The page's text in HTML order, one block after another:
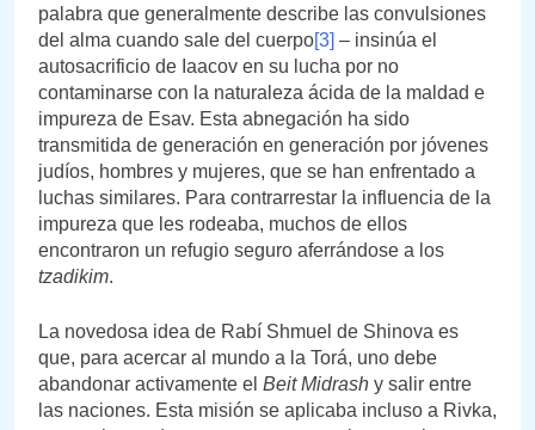
palabra que generalmente describe las convulsiones
del alma cuando sale del cuerpo[3] – insinúa el
autosacrificio de Iaacov en su lucha por no
contaminarse con la naturaleza ácida de la maldad e
impureza de Esav. Esta abnegación ha sido
transmitida de generación en generación por jóvenes
judíos, hombres y mujeres, que se han enfrentado a
luchas similares. Para contrarrestar la influencia de la
impureza que les rodeaba, muchos de ellos
encontraron un refugio seguro aferrándose a los
tzadikim.
La novedosa idea de Rabí Shmuel de Shinova es
que, para acercar al mundo a la Torá, uno debe
abandonar activamente el Beit Midrash y salir entre
las naciones. Esta misión se aplicaba incluso a Rivka,